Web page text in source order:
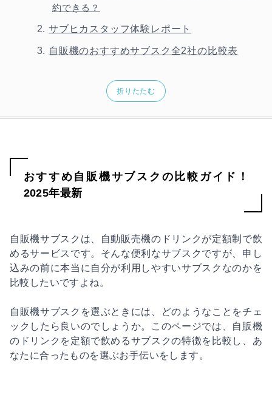
約できる？
サブヒカスタッフ体験レポート
自販機のおすすめサブスク全2社の比較表
折りたたむ
おすすめ自販機サブスクの比較ガイド！
2025年最新
自販機サブスクは、自動販売機のドリンクが定額制で飲
めるサービスです。そんな便利なサブスクですが、申し
込みの前に本当に自分が利用しやすいサブスクなのかを
比較したいですよね。
自販機サブスクを選ぶときには、どのようなことをチェ
ックしたら良いのでしょうか。このページでは、自販機
のドリンクを定額で飲めるサブスクの特徴を比較し、あ
なたに合ったものを選ぶお手伝いをします。